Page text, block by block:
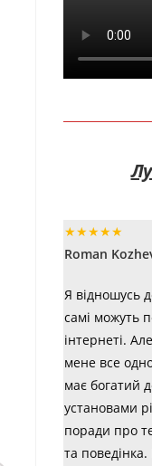
★★★★★
Roman
Я відношусь
самі можуть
інтернеті.
мене все
має богатий
установами
поради про
та поведінка.